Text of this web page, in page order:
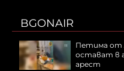
BGONAIR
Петима от
остават в
арест